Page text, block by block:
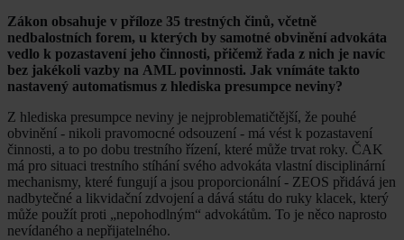
Zákon obsahuje v příloze 35 trestných činů, včetně
nedbalostních forem, u kterých by samotné obvinění advokáta
vedlo k pozastavení jeho činnosti, přičemž řada z nich je navíc
bez jakékoli vazby na AML povinnosti. Jak vnímáte takto
nastavený automatismus z hlediska presumpce neviny?
Z hlediska presumpce neviny je nejproblematičtější, že pouhé
obvinění - nikoli pravomocné odsouzení - má vést k pozastavení
činnosti, a to po dobu trestního řízení, které může trvat roky. ČAK
má pro situaci trestního stíhání svého advokáta vlastní disciplinární
mechanismy, které fungují a jsou proporcionální - ZEOS přidává jen
nadbytečné a likvidační zdvojení a dává státu do ruky klacek, který
může použít proti „nepohodlným“ advokátům. To je něco naprosto
nevídaného a nepřijatelného.